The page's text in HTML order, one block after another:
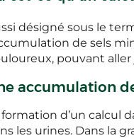
désigné sous le
de sels
pouvant
accumulation
formation d’un calcul
les urines. Dans la